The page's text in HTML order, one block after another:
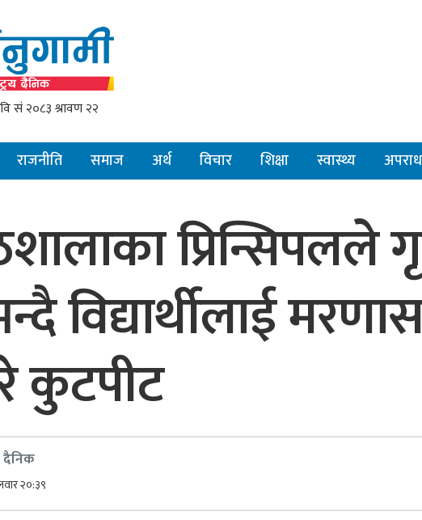
राजनीति समाज अर्थ विचार शिक्षा स्वास्थ्य अपराध
प्रिन्सिपलले
विद्यार्थीलाई
कुटपीट
दैनिक
२०:३९